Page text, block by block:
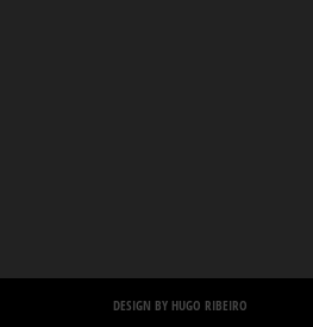
DESIGN BY HUGO RIBEIRO